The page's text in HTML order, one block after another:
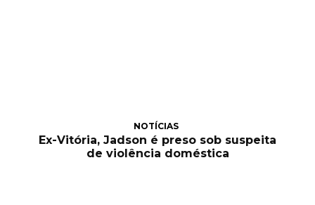
NOTÍCIAS
Ex-Vitória, Jadson é preso sob suspeita
de violência doméstica